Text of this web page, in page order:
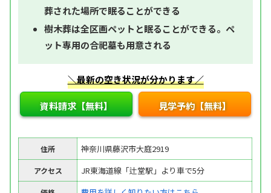
葬された場所で眠ることができる
樹木葬は全区画ペットと眠ることができる。ペ
ット専用の合祀墓も用意される
＼最新の空き状況が分かります／
資料請求【無料】 見学予約【無料】
住所 神奈川県藤沢市大庭2919
アクセス JR東海道線「辻堂駅」より車で5分